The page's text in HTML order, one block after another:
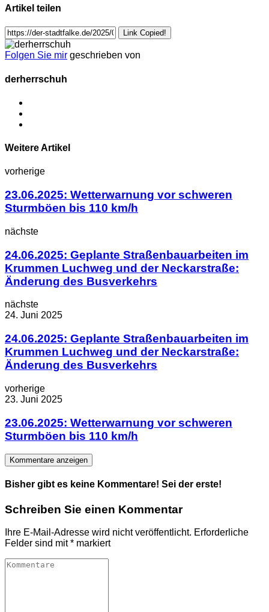
Artikel teilen
Link Copied!
Folgen Sie mir geschrieben von
derherrschuh
Weitere Artikel
vorherige
23.06.2025: Wetterwarnung vor schweren
Sturmböen bis 110 km/h
nächste
24.06.2025: Geplante Straßenbauarbeiten im
Krummen Luchweg und der Neckarstraße:
Änderung des Busverkehrs
nächste
24. Juni 2025
24.06.2025: Geplante Straßenbauarbeiten im
Krummen Luchweg und der Neckarstraße:
Änderung des Busverkehrs
vorherige
23. Juni 2025
23.06.2025: Wetterwarnung vor schweren
Sturmböen bis 110 km/h
Kommentare anzeigen
Bisher gibt es keine Kommentare! Sei der erste!
Schreiben Sie einen Kommentar
Ihre E-Mail-Adresse wird nicht veröffentlicht. Erforderliche
Felder sind mit* markiert